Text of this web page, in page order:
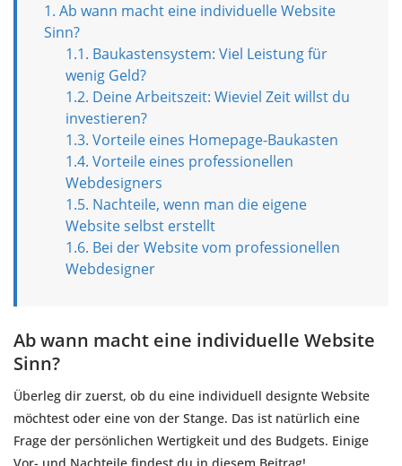
Ab wann macht eine individuelle Website
Sinn?
Baukastensystem: Viel Leistung für
wenig Geld?
Deine Arbeitszeit: Wieviel Zeit willst du
investieren?
Vorteile eines Homepage-Baukasten
Vorteile eines professionellen
Webdesigners
Nachteile, wenn man die eigene
Website selbst erstellt
Bei der Website vom professionellen
Webdesigner
Ab wann macht eine individuelle Website
Sinn?
Überleg dir zuerst, ob du eine individuell designte Website
möchtest oder eine von der Stange. Das ist natürlich eine
Frage der persönlichen Wertigkeit und des Budgets. Einige